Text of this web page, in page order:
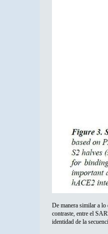
De manera similar a
contraste, entre el
identidad de la